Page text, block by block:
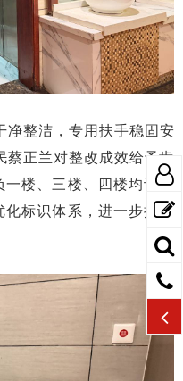
净整洁，专用扶手稳固安
蔡正兰对整改成效给予肯
楼、三楼、四楼均设置
标识体系，进一步提升